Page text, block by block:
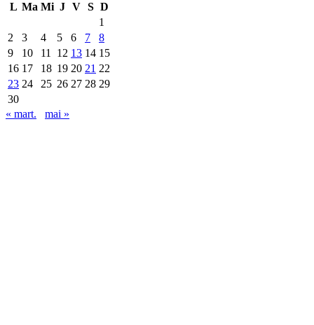
L Ma Mi J V S D
1
2
3 4 5 6 7
8
9
10 11 12 13 14 15
16 17 18 19 20 21 22
23 24 25 26 27 28 29
30
« mart.
mai »